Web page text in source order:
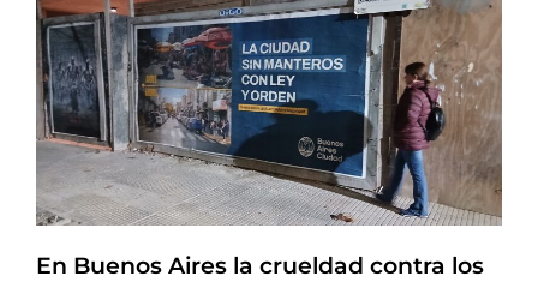
En Buenos Aires la crueldad contra los